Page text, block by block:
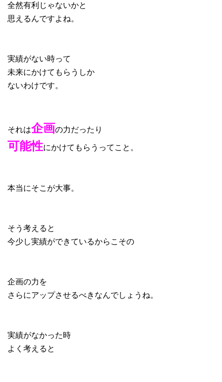
全然有利じゃないかと
思えるんですよね。
実績がない時って
未来にかけてもらうしか
ないわけです。
それは企画の力だったり
可能性にかけてもらうってこと。
本当にそこが大事。
そう考えると
今少し実績ができているからこその
企画の力を
さらにアップさせるべきなんでしょうね。
実績がなかった時
よく考えると